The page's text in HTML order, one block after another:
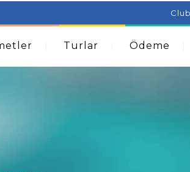
A Dermatologist Can Help With
Turlar Ödeme